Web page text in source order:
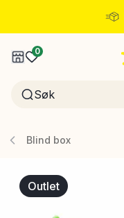
0
Blind box
Outlet